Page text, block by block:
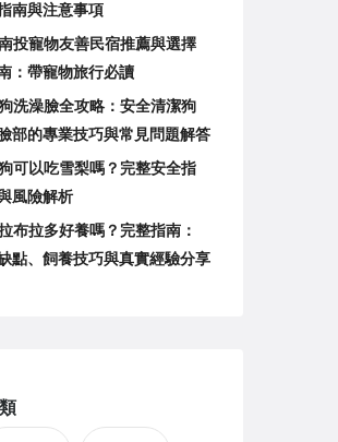
南與注意事項
投寵物友善民宿推薦與選擇
：帶寵物旅行必讀
洗澡臉全攻略：安全清潔狗
部的專業技巧與常見問題解答
可以吃雪梨嗎？完整安全指
風險解析
布拉多好養嗎？完整指南：
點、飼養技巧與真實經驗分享